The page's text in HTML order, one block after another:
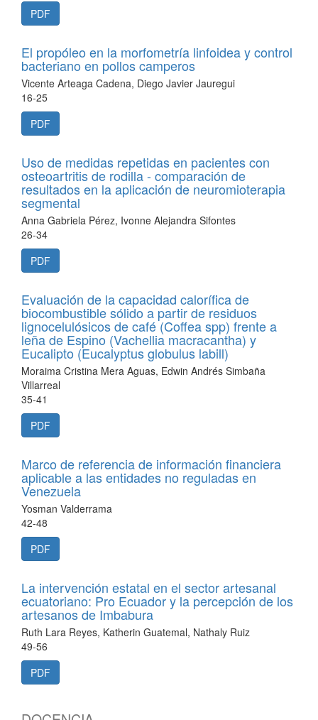
PDF
El propóleo en la morfometría linfoidea y control
bacteriano en pollos camperos
Vicente Arteaga Cadena, Diego Javier Jauregui
16-25
PDF
Uso de medidas repetidas en pacientes con
osteoartritis de rodilla - comparación de
resultados en la aplicación de neuromioterapia
segmental
Anna Gabriela Pérez, Ivonne Alejandra Sifontes
26-34
PDF
Evaluación de la capacidad calorífica de
biocombustible sólido a partir de residuos
lignocelulósicos de café (Coffea spp) frente a
leña de Espino (Vachellia macracantha) y
Eucalipto (Eucalyptus globulus labill)
Moraima Cristina Mera Aguas, Edwin Andrés Simbaña
Villarreal
35-41
PDF
Marco de referencia de información financiera
aplicable a las entidades no reguladas en
Venezuela
Yosman Valderrama
42-48
PDF
La intervención estatal en el sector artesanal
ecuatoriano: Pro Ecuador y la percepción de los
artesanos de Imbabura
Ruth Lara Reyes, Katherin Guatemal, Nathaly Ruiz
49-56
PDF